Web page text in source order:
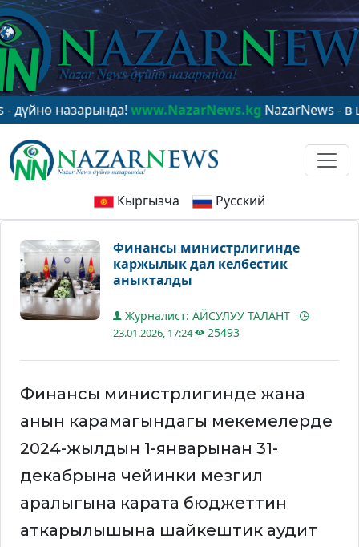
назарында!www.NazarNews.kgNazarNews - в
Кыргызча Русский
Финансы министрлигинде
каржылык дал келбестик
аныкталды
Журналист: АЙСУЛУУ ТАЛАНТ
23.01.2026, 17:24 25493
Финансы министрлигинде жана
анын карамагындагы мекемелерде
2024-жылдын 1-январынан 31-
декабрына чейинки мезгил
аралыгына карата бюджеттин
аткарылышына шайкештик аудит